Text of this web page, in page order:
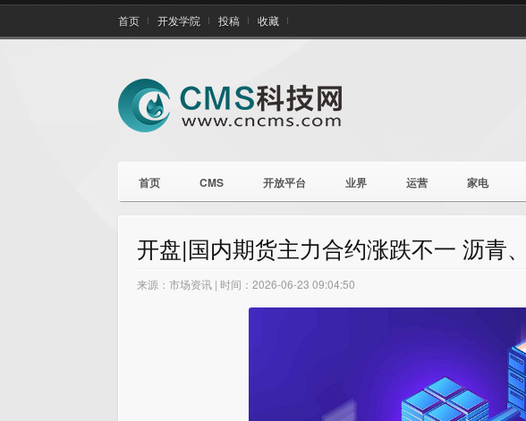
首页 开发学院 投稿 收藏
首页 CMS 开放平台 业界 运营 家电
开盘|国内期货主力合约涨跌不一 沥青
来源：市场资讯 | 时间：2026-06-23 09:04:50